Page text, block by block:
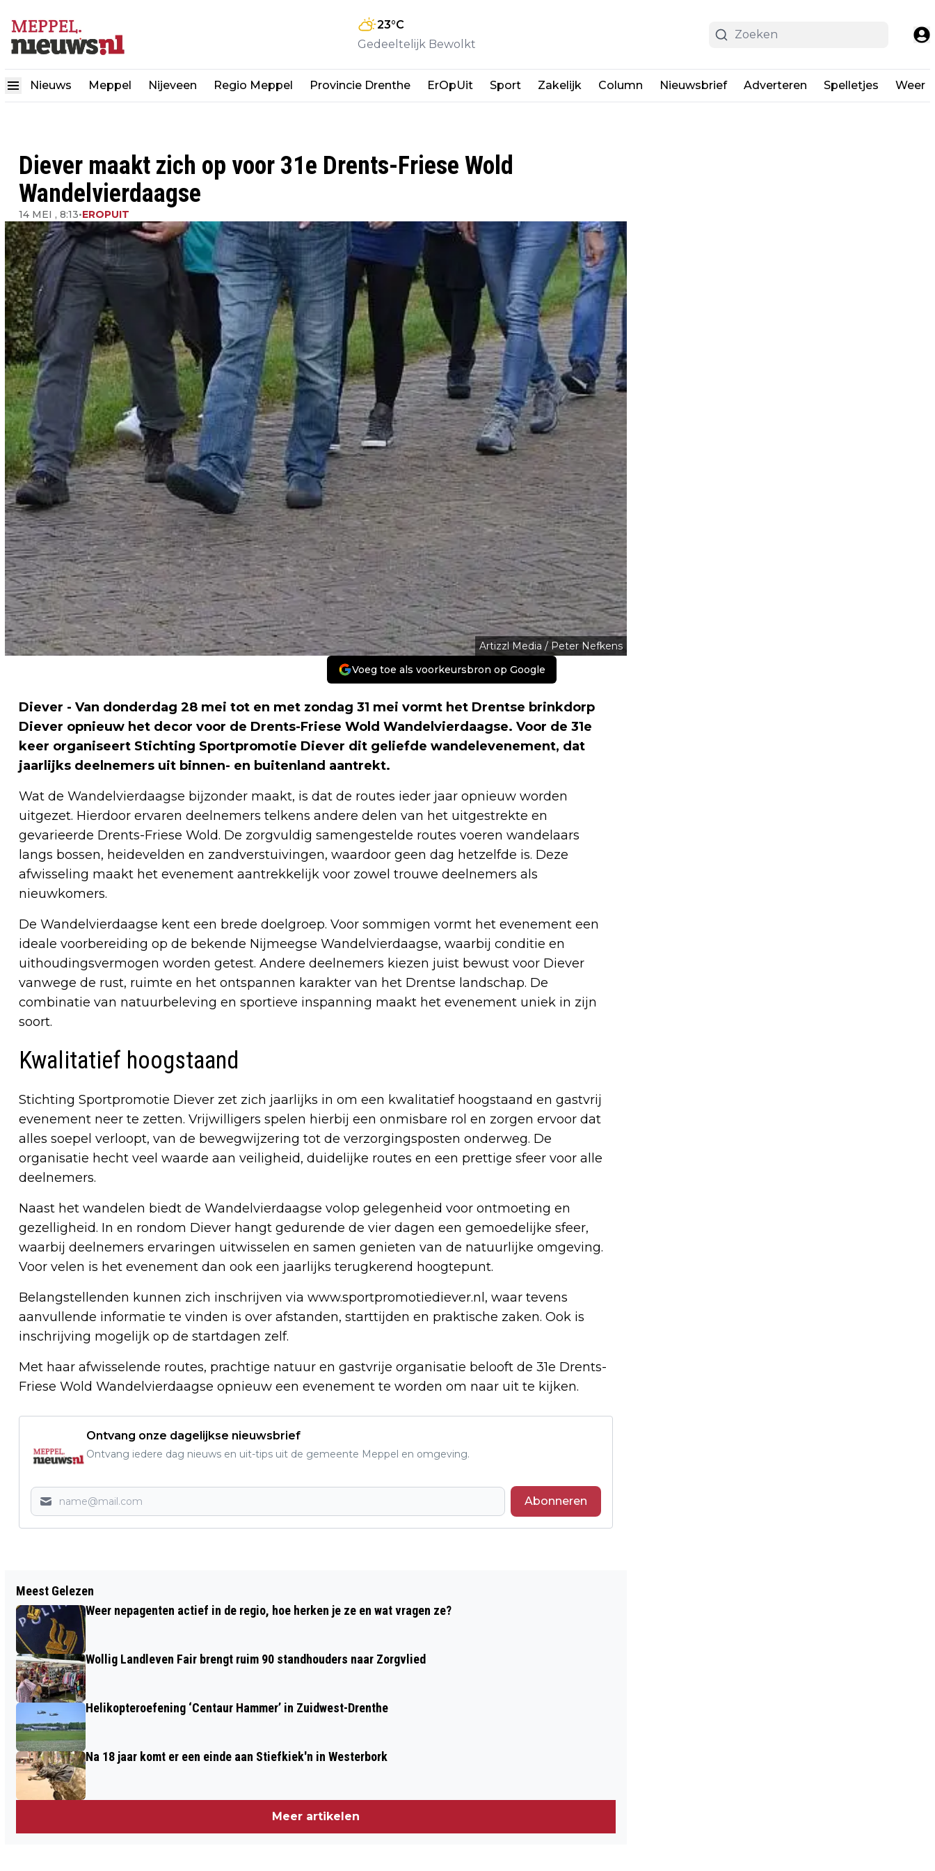
23°C
Gedeeltelijk Bewolkt
Nieuws Meppel Nijeveen Regio Meppel Provincie Drenthe ErOpUit Sport Zakelijk Column Nieuwsbrief Adverteren Spelletjes Weer
Diever maakt zich op voor 31e Drents-Friese Wold
Wandelvierdaagse
14 MEI , 8:13•EROPUIT
Artizzl Media / Peter Nefkens
Voeg toe als voorkeursbron op Google
Diever - Van donderdag 28 mei tot en met zondag 31 mei vormt het Drentse brinkdorp
Diever opnieuw het decor voor de Drents-Friese Wold Wandelvierdaagse. Voor de 31e
keer organiseert Stichting Sportpromotie Diever dit geliefde wandelevenement, dat
jaarlijks deelnemers uit binnen- en buitenland aantrekt.
Wat de Wandelvierdaagse bijzonder maakt, is dat de routes ieder jaar opnieuw worden
uitgezet. Hierdoor ervaren deelnemers telkens andere delen van het uitgestrekte en
gevarieerde Drents-Friese Wold. De zorgvuldig samengestelde routes voeren wandelaars
langs bossen, heidevelden en zandverstuivingen, waardoor geen dag hetzelfde is. Deze
afwisseling maakt het evenement aantrekkelijk voor zowel trouwe deelnemers als
nieuwkomers.
De Wandelvierdaagse kent een brede doelgroep. Voor sommigen vormt het evenement een
ideale voorbereiding op de bekende Nijmeegse Wandelvierdaagse, waarbij conditie en
uithoudingsvermogen worden getest. Andere deelnemers kiezen juist bewust voor Diever
vanwege de rust, ruimte en het ontspannen karakter van het Drentse landschap. De
combinatie van natuurbeleving en sportieve inspanning maakt het evenement uniek in zijn
soort.
Kwalitatief hoogstaand
Stichting Sportpromotie Diever zet zich jaarlijks in om een kwalitatief hoogstaand en gastvrij
evenement neer te zetten. Vrijwilligers spelen hierbij een onmisbare rol en zorgen ervoor dat
alles soepel verloopt, van de bewegwijzering tot de verzorgingsposten onderweg. De
organisatie hecht veel waarde aan veiligheid, duidelijke routes en een prettige sfeer voor alle
deelnemers.
Naast het wandelen biedt de Wandelvierdaagse volop gelegenheid voor ontmoeting en
gezelligheid. In en rondom Diever hangt gedurende de vier dagen een gemoedelijke sfeer,
waarbij deelnemers ervaringen uitwisselen en samen genieten van de natuurlijke omgeving.
Voor velen is het evenement dan ook een jaarlijks terugkerend hoogtepunt.
Belangstellenden kunnen zich inschrijven via www.sportpromotiediever.nl, waar tevens
aanvullende informatie te vinden is over afstanden, starttijden en praktische zaken. Ook is
inschrijving mogelijk op de startdagen zelf.
Met haar afwisselende routes, prachtige natuur en gastvrije organisatie belooft de 31e Drents-
Friese Wold Wandelvierdaagse opnieuw een evenement te worden om naar uit te kijken.
Ontvang onze dagelijkse nieuwsbrief
Ontvang iedere dag nieuws en uit-tips uit de gemeente Meppel en omgeving.
Abonneren
ENECO TOUR IN DRENTHE: NU OOK MET
VROUWENKOERS
CAFÉ BRINKZICHT
Meest Gelezen
Weer nepagenten actief in de regio, hoe herken je ze en wat vragen ze?
Wollig Landleven Fair brengt ruim 90 standhouders naar Zorgvlied
Helikopteroefening ‘Centaur Hammer’ in Zuidwest-Drenthe
Na 18 jaar komt er een einde aan Stiefkiek'n in Westerbork
Meer artikelen